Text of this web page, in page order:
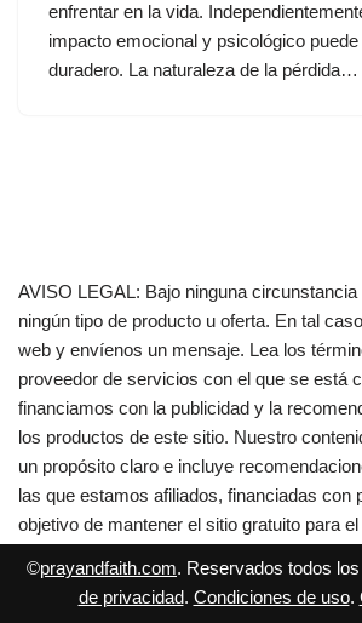
enfrentar en la vida.
impacto emocional y psicológico
duradero. La naturaleza de la pérdida…
AVISO LEGAL: Bajo ninguna
ningún tipo de producto u oferta. En tal
web y envíenos un mensaje. Lea los
proveedor de servicios con el que se está
financiamos con la publicidad y la
los productos de este sitio. Nuestro
un propósito claro e incluye
las que estamos afiliados, financiadas con
objetivo de mantener el sitio gratuito para
©prayandfaith.com. Reservados todos
de privacidad. Condiciones de uso.